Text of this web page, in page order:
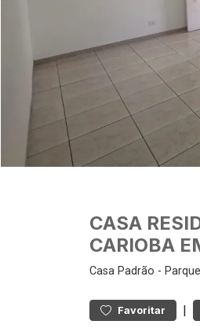
CASA
CARIOBA
Casa Padrão -
Favoritar |